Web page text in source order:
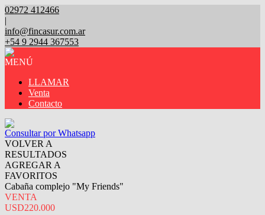
02972 412466
|
info@fincasur.com.ar
+54 9 2944 367553
MENÚ
LLAMAR
Venta
Contacto
Consultar por Whatsapp
VOLVER A
RESULTADOS
AGREGAR A
FAVORITOS
Cabaña complejo "My Friends"
VENTA
USD220.000